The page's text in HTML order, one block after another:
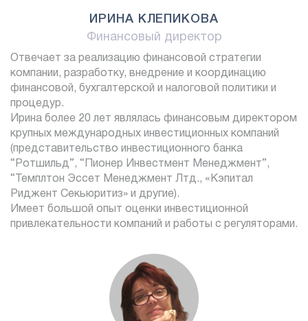
ИРИНА КЛЕПИКОВА
Финансовый директор
Отвечает за реализацию финансовой стратегии
компании, разработку, внедрение и координацию
финансовой, бухгалтерской и налоговой политики и
процедур.
Ирина более 20 лет являлась финансовым директором
крупных международных инвестиционных компаний
(представительство инвестиционного банка
“Ротшильд”, “Пионер Инвестмент Менеджмент”,
“Темплтон Эссет Менеджмент Лтд., «Кэпитал
Риджент Секьюритиз» и другие).
Имеет большой опыт оценки инвестиционной
привлекательности компаний и работы с регуляторами.